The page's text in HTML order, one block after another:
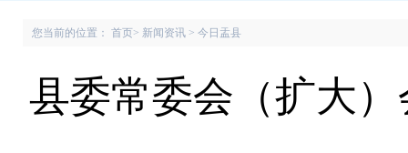
您当前的位置： 首页> 新闻资讯 > 今日盂县
县委常委会（扩大